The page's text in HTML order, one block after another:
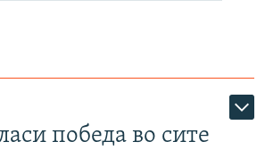
победа во сите